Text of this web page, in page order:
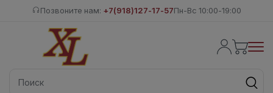
Позвоните нам: +7(918)127-17-57Пн-Вс 10:00-19:00